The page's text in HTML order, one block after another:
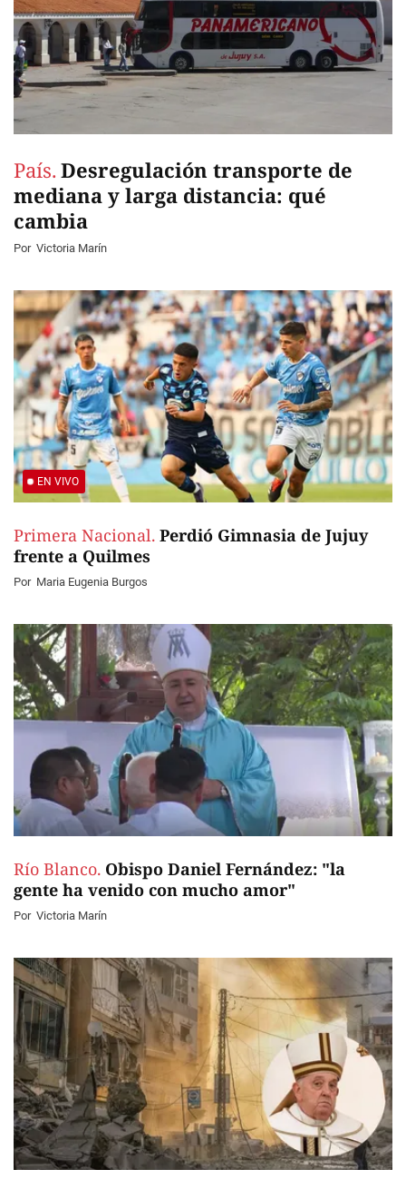
País. Desregulación transporte de
mediana y larga distancia: qué
cambia
Por Victoria Marín
EN VIVO
Primera Nacional. Perdió Gimnasia de Jujuy
frente a Quilmes
Por Maria Eugenia Burgos
Río Blanco. Obispo Daniel Fernández: "la
gente ha venido con mucho amor"
Por Victoria Marín